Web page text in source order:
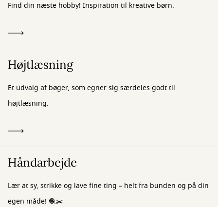
Find din næste hobby! Inspiration til kreative børn.
Højtlæsning
Et udvalg af bøger, som egner sig særdeles godt til
højtlæsning.
Håndarbejde
Lær at sy, strikke og lave fine ting – helt fra bunden og på din
egen måde! 🧶✂️